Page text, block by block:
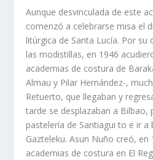
Aunque desvinculada de este
comenzó a celebrarse misa el
litúrgica de Santa Lucí­a. Por su
las modistillas, en 1946
academias de costura de
Almau y Pilar Hernández-,
Retuerto, que llegaban y
tarde se desplazaban a Bilbao,
pastelerí­a de Santiagui to e ir
Gazteleku. Asun Nuño creó, en
academias de costura en El